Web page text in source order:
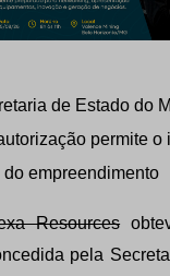
de Estado do
permite
do empreendimento
Resources
pela